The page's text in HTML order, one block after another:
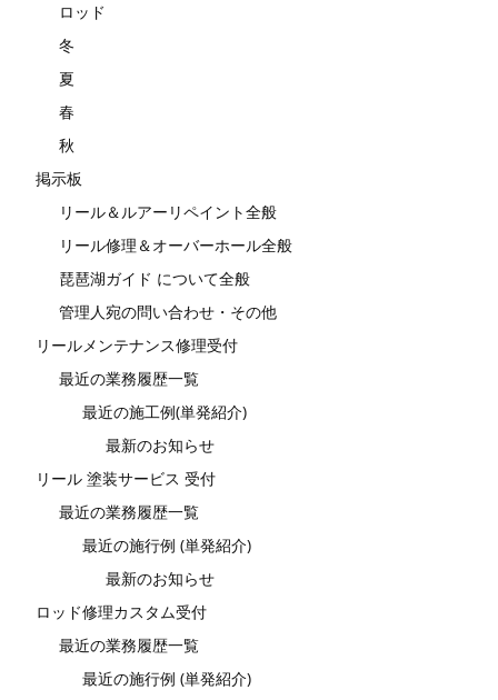
ロッド
冬
夏
春
秋
掲示板
リール＆ルアーリペイント全般
リール修理＆オーバーホール全般
琵琶湖ガイド について全般
管理人宛の問い合わせ・その他
リールメンテナンス修理受付
最近の業務履歴一覧
最近の施工例(単発紹介)
最新のお知らせ
リール 塗装サービス 受付
最近の業務履歴一覧
最近の施行例 (単発紹介)
最新のお知らせ
ロッド修理カスタム受付
最近の業務履歴一覧
最近の施行例 (単発紹介)